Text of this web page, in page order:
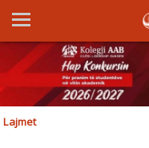
Lajmet